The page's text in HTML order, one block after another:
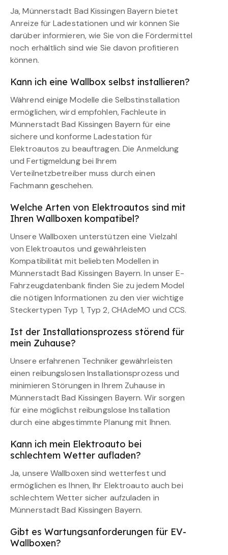
Ja, Münnerstadt Bad Kissingen Bayern bietet
Anreize für Ladestationen und wir können Sie
darüber informieren, wie Sie von die Fördermittel
noch erhältlich sind wie Sie davon profitieren
können.
Kann ich eine Wallbox selbst installieren?
Während einige Modelle die Selbstinstallation
ermöglichen, wird empfohlen, Fachleute in
Münnerstadt Bad Kissingen Bayern für eine
sichere und konforme Ladestation für
Elektroautos zu beauftragen. Die Anmeldung
und Fertigmeldung bei Ihrem
Verteilnetzbetreiber muss durch einen
Fachmann geschehen.
Welche Arten von Elektroautos sind mit
Ihren Wallboxen kompatibel?
Unsere Wallboxen unterstützen eine Vielzahl
von Elektroautos und gewährleisten
Kompatibilität mit beliebten Modellen in
Münnerstadt Bad Kissingen Bayern. In unser E-
Fahrzeugdatenbank finden Sie zu jedem Model
die nötigen Informationen zu den vier wichtige
Steckertypen Typ 1, Typ 2, CHAdeMO und CCS.
Ist der Installationsprozess störend für
mein Zuhause?
Unsere erfahrenen Techniker gewährleisten
einen reibungslosen Installationsprozess und
minimieren Störungen in Ihrem Zuhause in
Münnerstadt Bad Kissingen Bayern. Wir sorgen
für eine möglichst reibungslose Installation
durch eine abgestimmte Planung mit Ihnen.
Kann ich mein Elektroauto bei
schlechtem Wetter aufladen?
Ja, unsere Wallboxen sind wetterfest und
ermöglichen es Ihnen, Ihr Elektroauto auch bei
schlechtem Wetter sicher aufzuladen in
Münnerstadt Bad Kissingen Bayern.
Gibt es Wartungsanforderungen für EV-
Wallboxen?